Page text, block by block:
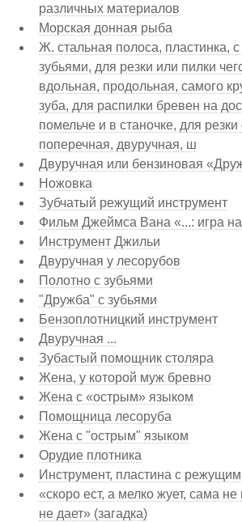
различных материалов
Морская донная рыба
Ж. стальная полоса, пластинка,
зубьями, для резки или пилки
вдольная, продольная, самого
зуба, для распилки бревен на
помельче и в станочке, для
поперечная, двуручная, ш
Двуручная или бензиновая
Ножовка
Зубчатый режущий инструмент
Фильм Джеймса Вана «...: игра
Инструмент Джильи
Двуручная у лесорубов
Полотно с зубьями
"Дружба" с зубьями
Бензоплотницкий инструмент
Двуручная ...
Зубастый помощник столяра
Жена, у которой муж бревно
Жена с «острым» языком
Помощница лесоруба
Жена с "острым" языком
Орудие плотника
Инструмент, пластина с
«скоро ест, а мелко жует, сама не
не дает» (загадка)